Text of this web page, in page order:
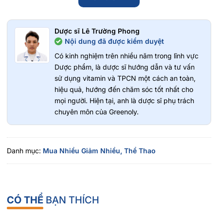
Ưu điểm vượt trội Gold Pick Bóng Pickleball
G-Pro 48 Lỗ
Thiết kế 48 lỗ tối ưu cho sân ngoài trời, giúp đường bóng ổn
định hơn khi có gió.
Chất liệu nhựa PE cao cấp, tăng độ bền và khả năng chống
Độ nảy đồng đều, mang lại cảm giác đánh nhất quán trong
suốt quá trình chơi.
Bề mặt hoàn thiện tốt, hỗ trợ kiểm soát bóng và tạo quỹ đạo
bay chính xác.
Màu vàng nổi bật giúp người chơi dễ quan sát trong nhiều
điều kiện ánh sáng.
chuyên và vận động viên.
Đối tượng phù hợp Gold Pick Bóng Pickleball
Dược sĩ Lê Trường Phong
Nội dung đã được kiểm duyệt
Có kinh nghiệm trên nhiều năm trong lĩnh vực
Dược phẩm, là dược sĩ hướng dẫn và tư vấn
sử dụng vitamin và TPCN một cách an toàn,
hiệu quả, hướng đến chăm sóc tốt nhất cho
mọi người. Hiện tại, anh là dược sĩ phụ trách
chuyên môn của Greenoly.
Danh mục: Mua Nhiều Giảm Nhiều, Thể Thao
CÓ THỂ BẠN THÍCH